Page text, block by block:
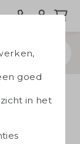
goed
in het